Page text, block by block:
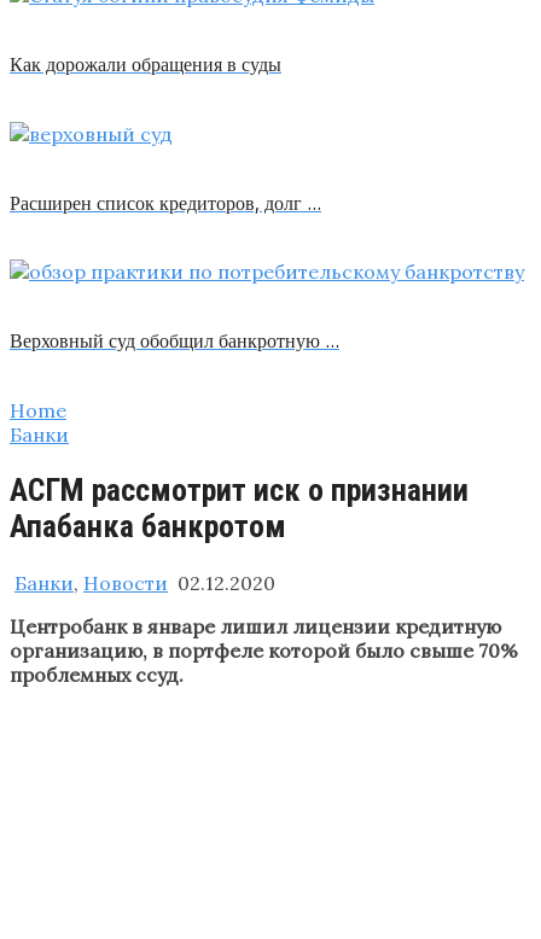
Как дорожали обращения в суды
Расширен список кредиторов, долг …
Верховный суд обобщил банкротную …
Home
Банки
АСГМ рассмотрит иск о признании
Апабанка банкротом
Банки, Новости 02.12.2020
Центробанк в январе лишил лицензии кредитную
организацию, в портфеле которой было свыше 70%
проблемных ссуд.